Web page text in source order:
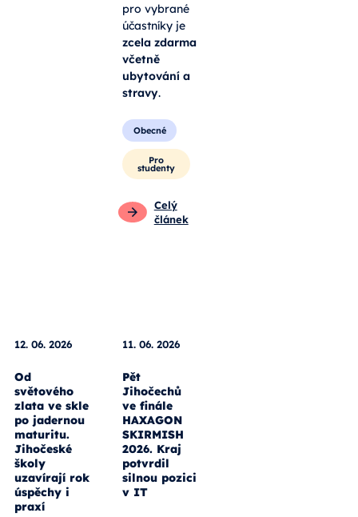
pro vybrané
účastníky je
zcela zdarma
včetně
ubytování a
stravy.
Obecné
Pro
studenty
Celý
článek
12. 06. 2026
Od
světového
zlata ve skle
po jadernou
maturitu.
Jihočeské
školy
uzavírají rok
úspěchy i
praxí
11. 06. 2026
Pět
Jihočechů
ve finále
HAXAGON
SKIRMISH
2026. Kraj
potvrdil
silnou pozici
v IT